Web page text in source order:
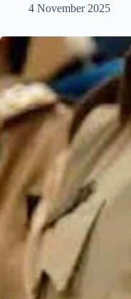
4 November 2025